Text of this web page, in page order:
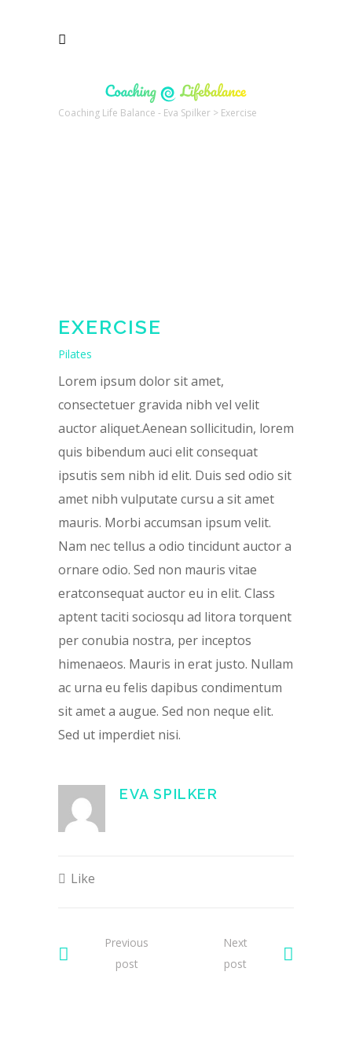
Coaching Life Balance - Eva Spilker > Exercise
EXERCISE
Pilates
Lorem ipsum dolor sit amet,
consectetuer gravida nibh vel velit
auctor aliquet.Aenean sollicitudin, lorem
quis bibendum auci elit consequat
ipsutis sem nibh id elit. Duis sed odio sit
amet nibh vulputate cursu a sit amet
mauris. Morbi accumsan ipsum velit.
Nam nec tellus a odio tincidunt auctor a
ornare odio. Sed non mauris vitae
eratconsequat auctor eu in elit. Class
aptent taciti sociosqu ad litora torquent
per conubia nostra, per inceptos
himenaeos. Mauris in erat justo. Nullam
ac urna eu felis dapibus condimentum
sit amet a augue. Sed non neque elit.
Sed ut imperdiet nisi.
EVA SPILKER
Like
Previous
post
Next
post